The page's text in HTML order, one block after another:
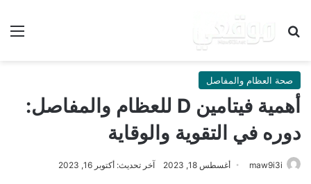
بحث عن
صحة العظام والمفاصل
أهمية فيتامين D للعظام والمفاصل:
دوره في التقوية والوقاية
maw9i3i أغسطس 18, 2023 آخر تحديث: أكتوبر 16, 2023